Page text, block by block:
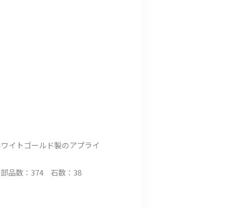
イトゴールド製のアプライ
部品数：374 石数：38